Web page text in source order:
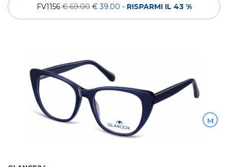
FV1156€ 69.00 € 39.00 - RISPARMI IL 43 %
M